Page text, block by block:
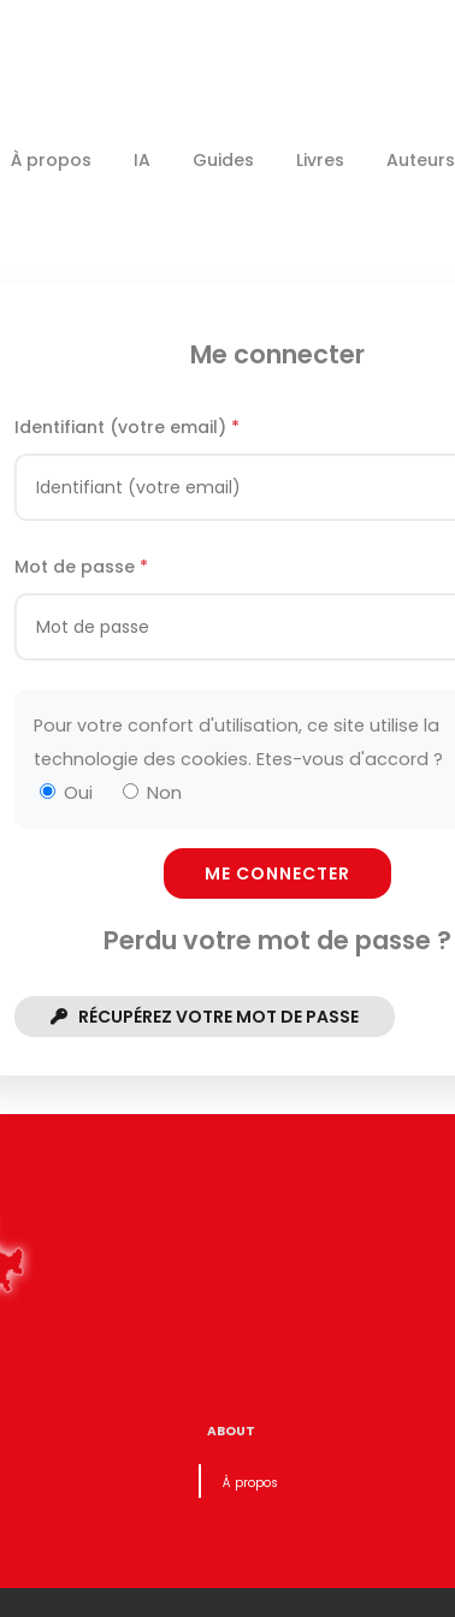
À propos IA Guides Livres Auteurs
Me connecter
Identifiant (votre email) *
Mot de passe *
Pour votre confort d'utilisation, ce site utilise la
technologie des cookies. Etes-vous d'accord ?
Oui
Non
ME CONNECTER
Perdu votre mot de passe ?
RÉCUPÉREZ VOTRE MOT DE PASSE
ABOUT
À propos